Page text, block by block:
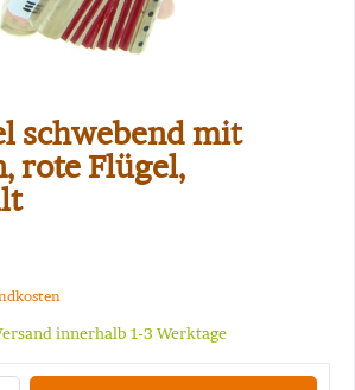
schwebend mit
rote Flügel,
innerhalb 1-3 Werktage